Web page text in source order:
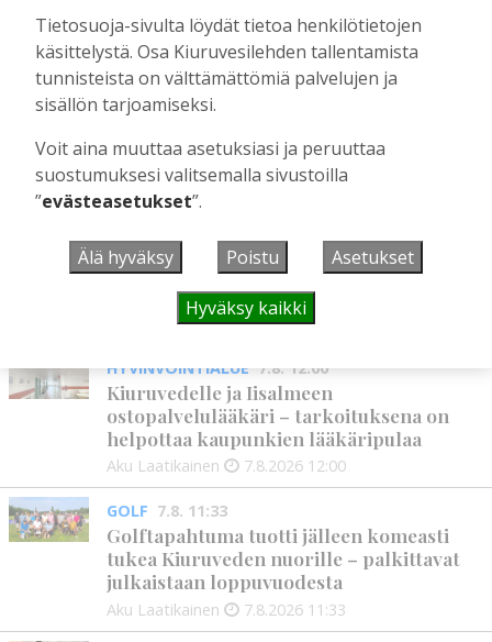
Kiuruveden Urheilijat vahvalla
joukkueella ja mitalitavoittein nuorten
yleisurheilun SM-kisoihin
Tilaajille
Aku Laatikainen
UUSIMMAT
MIELIPIDE 7.8. 12:26
Terveisiä eduskuntaan
Vilho Ruotsalainen 7.8.2026
HYVINVOINTIALUE 7.8. 12:00
Kiuruvedelle ja Iisalmeen
ostopalvelulääkäri – tarkoituksena on
helpottaa kaupunkien lääkäripulaa
Aku Laatikainen 7.8.2026 12:00
GOLF 7.8. 11:33
Golftapahtuma tuotti jälleen komeasti
tukea Kiuruveden nuorille – palkittavat
julkaistaan loppuvuodesta
Aku Laatikainen 7.8.2026 11:33
Tietosuoja-sivulta löydät tietoa henkilötietojen
käsittelystä. Osa Kiuruvesilehden tallentamista
tunnisteista on välttämättömiä palvelujen ja
sisällön tarjoamiseksi.
Voit aina muuttaa asetuksiasi ja peruuttaa
suostumuksesi valitsemalla sivustoilla
”evästeasetukset”.
Älä hyväksy Poistu Asetukset
Hyväksy kaikki